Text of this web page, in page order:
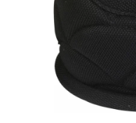
OBLEČENIE A MÓDA
TOTÁLNA LIKVIDÁCIA
CHOVATEĽSKÉ POTREBY